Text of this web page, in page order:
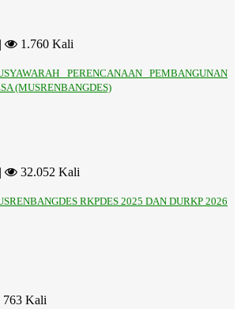
1.760 Kali
PERENCANAAN PEMBANGUNAN
(MUSRENBANGDES)
32.052 Kali
RKPDES 2025 DAN DURKP 2026
763 Kali